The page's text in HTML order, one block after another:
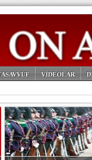
VİDEOLAR